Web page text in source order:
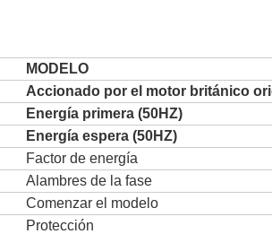
MODELO
Accionado por el motor británico
Energía primera (50HZ)
Energía espera (50HZ)
Factor de energía
Alambres de la fase
Comenzar el modelo
Protección